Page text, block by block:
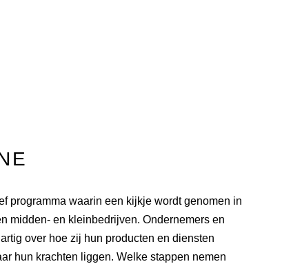
programma waarin een kijkje wordt genomen in
midden- en kleinbedrijven. Ondernemers en
over hoe zij hun producten en diensten
hun krachten liggen. Welke stappen nemen